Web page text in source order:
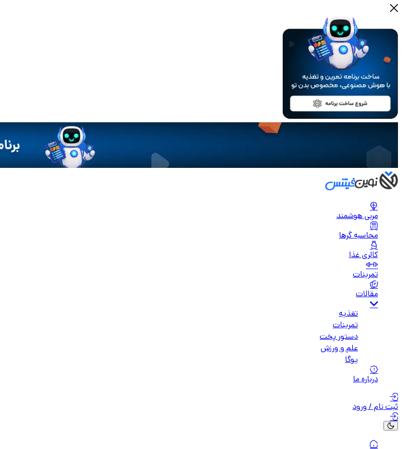
مربی هوشمند
محاسبه گرها
کالری غذا
تمرینات
مقالات
تغذیه
تمرینات
دستور پخت
علم و ورزش
یوگا
درباره ما
ثبت نام / ورود